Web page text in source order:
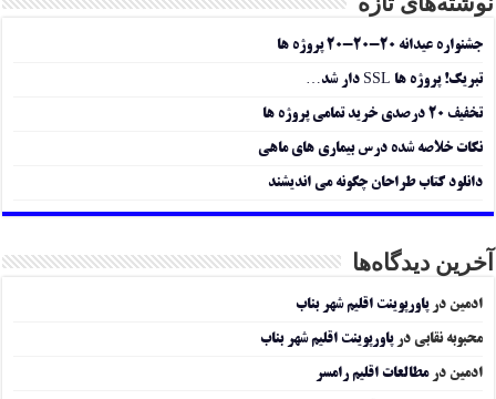
جشنواره عیدانه ۲۰-۲۰-۲۰ پروژه ها
تبریک! پروژه ها SSL دار شد…
تخفیف ۲۰ درصدی خرید تمامی پروژه ها
نکات خلاصه شده درس بیماری های ماهی
دانلود کتاب طراحان چگونه می اندیشند
آخرین دیدگاه‌ها
ادمین درپاورپوینت اقلیم شهر بناب
محبوبه نقابی درپاورپوینت اقلیم شهر بناب
ادمین درمطالعات اقلیم رامسر